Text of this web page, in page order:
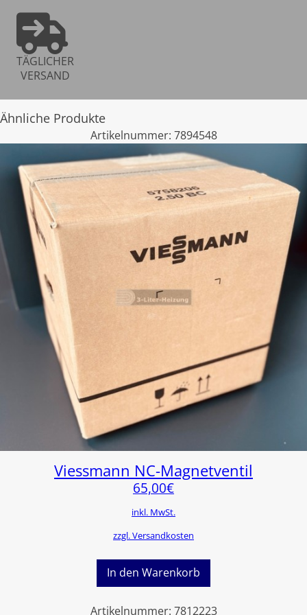
TÄGLICHER
VERSAND
Ähnliche Produkte
Artikelnummer: 7894548
Viessmann NC-Magnetventil
65,00€
inkl. MwSt.
zzgl. Versandkosten
In den Warenkorb
Artikelnummer: 7812223